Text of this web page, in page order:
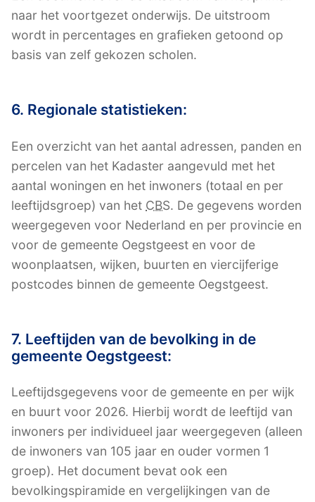
naar het voortgezet onderwijs. De uitstroom
wordt in percentages en grafieken getoond op
basis van zelf gekozen scholen.
6. Regionale statistieken:
Een overzicht van het aantal adressen, panden en
percelen van het Kadaster aangevuld met het
aantal woningen en het inwoners (totaal en per
leeftijdsgroep) van het CBS. De gegevens worden
weergegeven voor Nederland en per provincie en
voor de gemeente Oegstgeest en voor de
woonplaatsen, wijken, buurten en viercijferige
postcodes binnen de gemeente Oegstgeest.
7. Leeftijden van de bevolking in de
gemeente Oegstgeest:
Leeftijdsgegevens voor de gemeente en per wijk
en buurt voor 2026. Hierbij wordt de leeftijd van
inwoners per individueel jaar weergegeven (alleen
de inwoners van 105 jaar en ouder vormen 1
groep). Het document bevat ook een
bevolkingspiramide en vergelijkingen van de